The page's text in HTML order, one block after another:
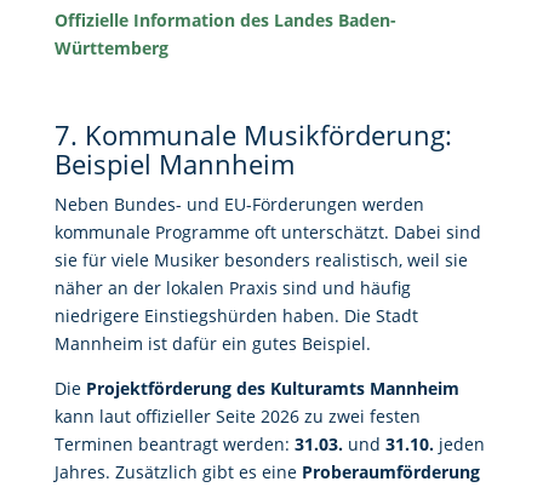
Offizielle Information des Landes Baden-
Württemberg
7. Kommunale Musikförderung:
Beispiel Mannheim
Neben Bundes- und EU-Förderungen werden
kommunale Programme oft unterschätzt. Dabei sind
sie für viele Musiker besonders realistisch, weil sie
näher an der lokalen Praxis sind und häufig
niedrigere Einstiegshürden haben. Die Stadt
Mannheim ist dafür ein gutes Beispiel.
Die Projektförderung des Kulturamts Mannheim
kann laut offizieller Seite 2026 zu zwei festen
Terminen beantragt werden: 31.03.und 31.10.jeden
Jahres. Zusätzlich gibt es eine Proberaumförderung